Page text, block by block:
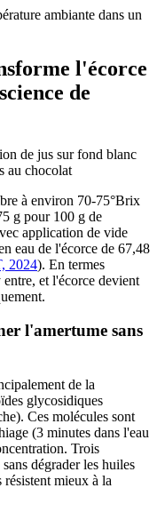
ambiante dans un
l'écorce
de
à environ 70-75°Brix
g pour 100 g de
application de vide
eau de l'écorce de 67,48
2024). En termes
et l'écorce devient
l'amertume sans
de la
glycosidiques
Ces molécules sont
(3 minutes dans l'eau
Trois
dégrader les huiles
résistent mieux à la